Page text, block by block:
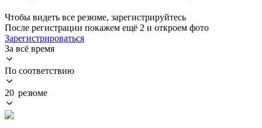
Чтобы видеть все резюме, зарегистрируйтесь
После регистрации покажем ещё 2 и откроем фото
Зарегистрироваться
За всё время
По соответствию
20 резюме